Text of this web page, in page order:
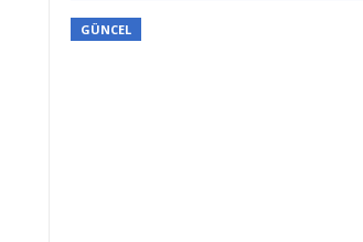
GÜNCEL